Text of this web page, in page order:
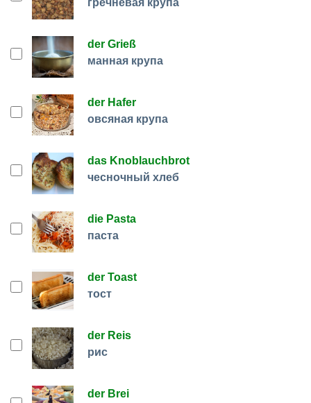
гречневая крупа
der Grieß
манная крупа
der Hafer
овсяная крупа
das Knoblauchbrot
чесночный хлеб
die Pasta
паста
der Toast
тост
der Reis
рис
der Brei